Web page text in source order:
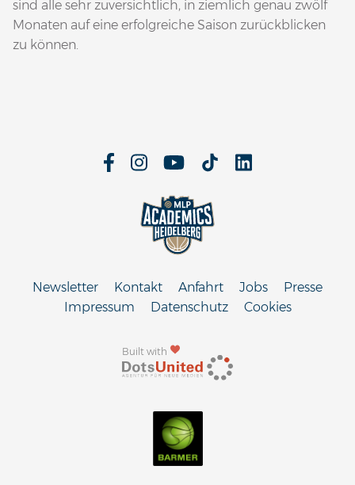
sind alle sehr zuversichtlich, in ziemlich genau zwölf
Monaten auf eine erfolgreiche Saison zurückblicken
zu können.
Built with
Newsletter Kontakt Anfahrt Jobs
Presse
Impressum
Datenschutz Cookies